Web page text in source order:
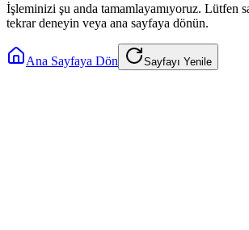
İşleminizi şu anda tamamlayamıyoruz. Lütfen
tekrar deneyin veya ana sayfaya dönün.
Ana Sayfaya Dön Sayfayı Yenile